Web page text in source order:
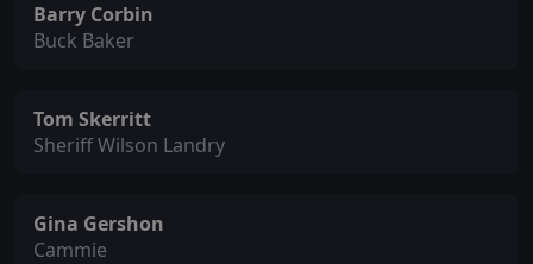
Barry Corbin
Buck Baker
Tom Skerritt
Sheriff Wilson Landry
Gina Gershon
Cammie